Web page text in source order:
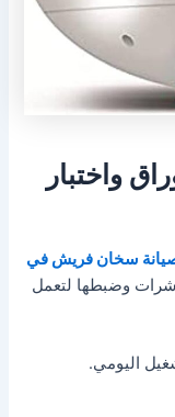
واختبار
سخان فريش في
وضبطها لتعمل
اليومي.